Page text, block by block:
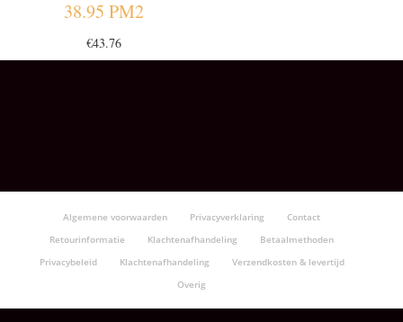
38.95 PM2
€43.76
Algemene voorwaarden Privacyverklaring
Contact
Retourinformatie
Klachtenafhandeling
Betaalmethoden
Privacybeleid
Klachtenafhandeling
Verzendkosten & levertijd
Overig